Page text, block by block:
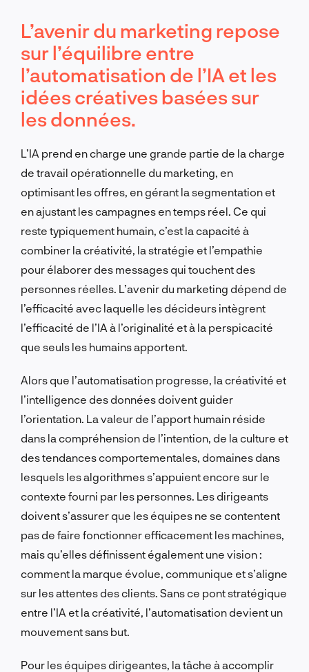
L’avenir du marketing repose
sur l’équilibre entre
l’automatisation de l’IA et les
idées créatives basées sur
les données.
L’IA prend en charge une grande partie de la charge
de travail opérationnelle du marketing, en
optimisant les offres, en gérant la segmentation et
en ajustant les campagnes en temps réel. Ce qui
reste typiquement humain, c’est la capacité à
combiner la créativité, la stratégie et l’empathie
pour élaborer des messages qui touchent des
personnes réelles. L’avenir du marketing dépend de
l’efficacité avec laquelle les décideurs intègrent
l’efficacité de l’IA à l’originalité et à la perspicacité
que seuls les humains apportent.
Alors que l’automatisation progresse, la créativité et
l’intelligence des données doivent guider
l’orientation. La valeur de l’apport humain réside
dans la compréhension de l’intention, de la culture et
des tendances comportementales, domaines dans
lesquels les algorithmes s’appuient encore sur le
contexte fourni par les personnes. Les dirigeants
doivent s’assurer que les équipes ne se contentent
pas de faire fonctionner efficacement les machines,
mais qu’elles définissent également une vision :
comment la marque évolue, communique et s’aligne
sur les attentes des clients. Sans ce pont stratégique
entre l’IA et la créativité, l’automatisation devient un
mouvement sans but.
Pour les équipes dirigeantes, la tâche à accomplir